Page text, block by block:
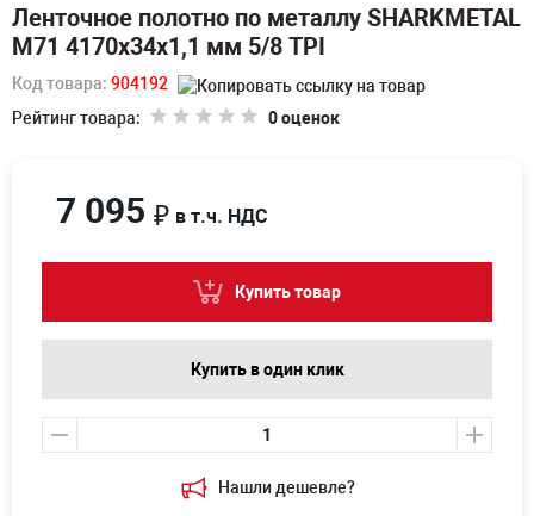
Ленточное полотно по металлу SHARKMETAL
M71 4170х34х1,1 мм 5/8 TPI
Код товара: 904192
Рейтинг товара:
0 оценок
Нашли дешевле?
7 095 ₽ в т.ч. НДС
Купить товар
Купить в один клик